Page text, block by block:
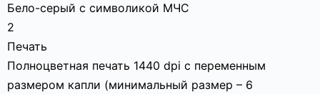
Бело-серый с символикой МЧС
2
Печать
Полноцветная печать 1440 dpi с переменным
размером капли (минимальный размер – 6